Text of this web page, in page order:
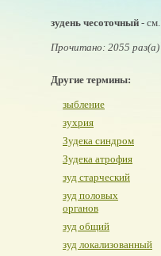
зудень чесоточный - см.
Прочитано: 2055 раз(а)
Другие термины:
зыбление
зухрия
Зудека синдром
Зудека атрофия
зуд старческий
зуд половых
органов
зуд общий
зуд локализованный